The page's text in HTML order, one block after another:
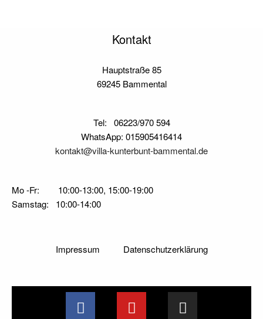
Kontakt
Hauptstraße 85
69245 Bammental
Tel: 06223/970 594
WhatsApp: 015905416414
kontakt@villa-kunterbunt-bammental.de
Mo -Fr: 10:00-13:00, 15:00-19:00
Samstag: 10:00-14:00
Impressum Datenschutzerklärung